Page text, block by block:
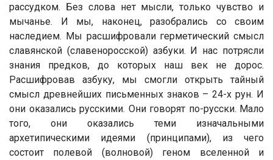
рассудком. Без слова нет мысли, только чувство и
мычанье. И мы, наконец, разобрались со своим
наследием. Мы расшифровали герметический смысл
славянской (славеноросской) азбуки. И нас потрясли
знания предков, до которых наш век не дорос.
Расшифровав азбуку, мы смогли открыть тайный
смысл древнейших письменных знаков – 24-х рун. И
они оказались русскими. Они говорят по-русски. Мало
того, они оказались теми изначальными
архетипическими идеями (принципами), из чего
состоит полевой (волновой) геном вселенной и